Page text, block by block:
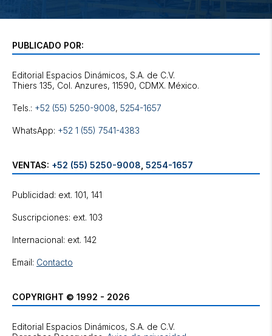
PUBLICADO POR:
Editorial Espacios Dinámicos, S.A. de C.V.
Tels.: +52 (55) 5250-9008, 5254-1657
WhatsApp: +52 1 (55) 7541-4383
VENTAS: +52 (55) 5250-9008 5254-1657
Publicidad: ext. 101, 141
Suscripciones: ext. 103
Internacional: ext. 142
Email: Contacto
COPYRIGHT © 1992 - 2026
Editorial Espacios Dinámicos, S.A. de C.V.